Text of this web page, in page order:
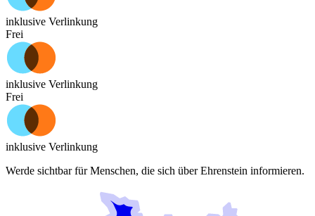
inklusive Verlinkung
Frei
inklusive Verlinkung
Frei
inklusive Verlinkung
Werde sichtbar für Menschen, die sich überEhrenstein informieren.